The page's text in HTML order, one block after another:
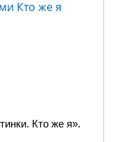
Кто же я».